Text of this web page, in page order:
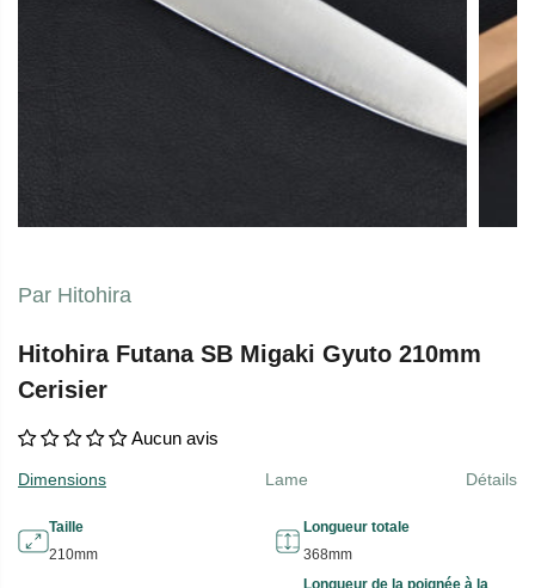
Par Hitohira
Hitohira Futana SB Migaki Gyuto 210mm
Cerisier
Aucun avis
Dimensions Lame Détails
Taille
210mm
Longueur totale
368mm
Longueur de la poignée à la